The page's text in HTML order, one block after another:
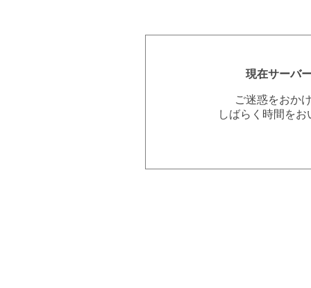
現在サーバ
ご迷惑をおか
しばらく時間を